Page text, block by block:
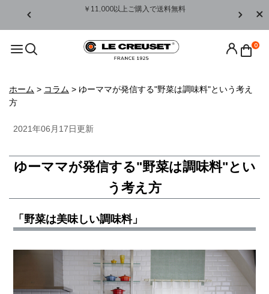
￥11,000以上ご購入で送料無料 【8/31(
0
ホーム > コラム > ゆーママが発信する"野菜は調味料"という考え
方
2021年06月17日更新
ゆーママが発信する"野菜は調味料"とい
う考え方
「野菜は美味しい調味料」